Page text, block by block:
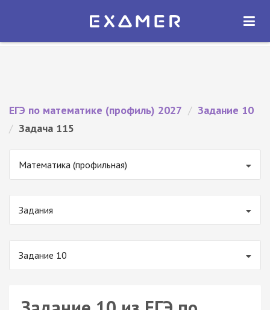
Экзамер — ЕГЭ 2027
ОТКРЫТЬ
ЕГЭ по математике (профиль) 2027 / Задание 10
/ Задача 115
Математика (профильная)
Задания
Задание 10